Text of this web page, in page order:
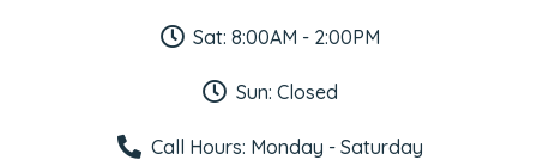
Sat: 8:00AM - 2:00PM
Sun: Closed
Call Hours: Monday - Saturday